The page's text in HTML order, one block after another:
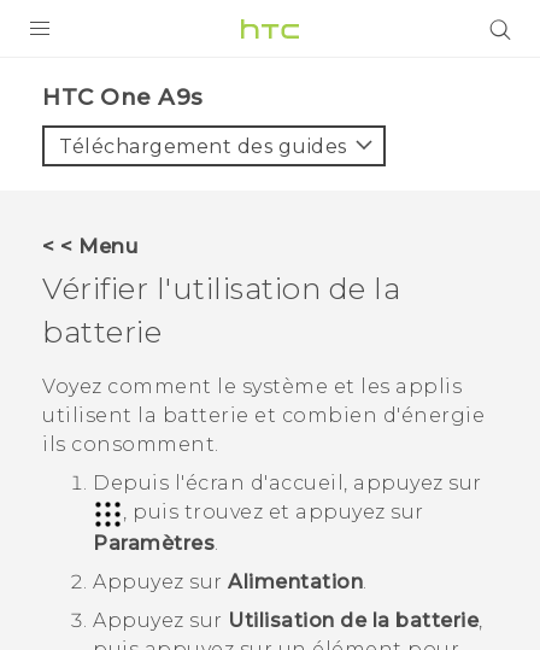
VIVE
VIVERSE
ASSISTANCE
Appareils HTC & Accessoires
Connexion
HTC One A9s‎
Téléchargement des guides
< < Menu
Vérifier l'utilisation de la
batterie
Voyez comment le système et les applis
utilisent la batterie et combien d'énergie
ils consomment.
Depuis l'écran d'accueil , appuyez sur
, puis trouvez et appuyez sur
Paramètres
Appuyez sur Alimentation
Appuyez sur Utilisation de la batterie,